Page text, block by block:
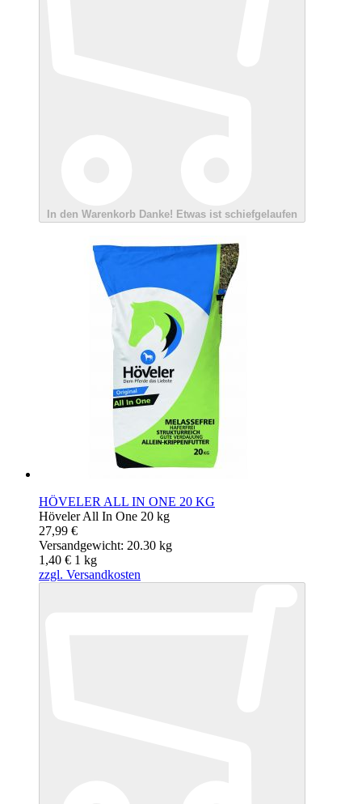
In den Warenkorb Danke! Etwas ist schiefgelaufen
HÖVELER ALL IN ONE 20 KG
Höveler All In One 20 kg
27,99 €
Versandgewicht: 20.30 kg
1,40 € 1 kg
zzgl. Versandkosten